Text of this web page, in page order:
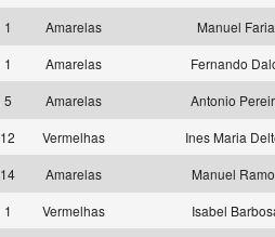
1 Amarelas
Manuel Faria
1 Amarelas
Fernando
5 Amarelas
Antonio
12 Vermelhas
Ines Maria
14 Amarelas
Manuel
1 Vermelhas
Isabel